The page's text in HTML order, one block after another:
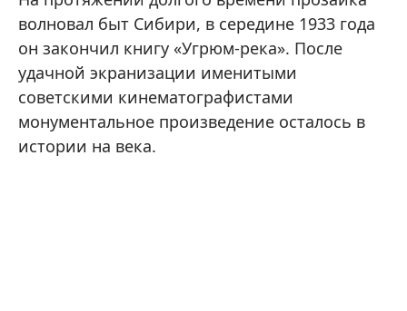
волновал быт Сибири, в середине 1933 года
он закончил книгу «Угрюм-река». После
удачной экранизации именитыми
советскими кинематографистами
монументальное произведение осталось в
истории на века.